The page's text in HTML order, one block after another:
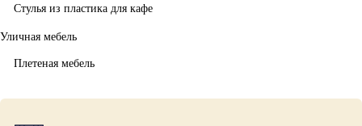
Стулья из пластика для кафе
Уличная мебель
Плетеная мебель